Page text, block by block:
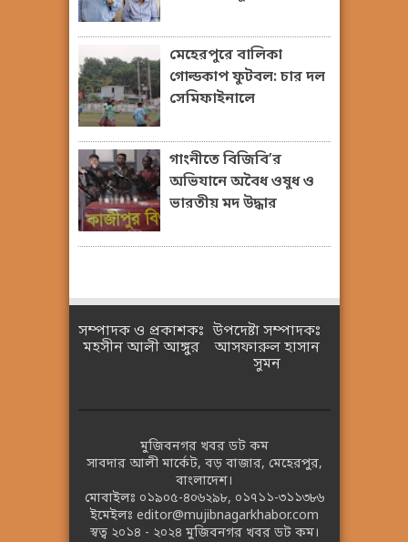
মেহেরপুরে বালিকা
গোল্ডকাপ ফুটবল: চার দল
সেমিফাইনালে
গাংনীতে বিজিবি’র
অভিযানে অবৈধ ওষুধ ও
ভারতীয় মদ উদ্ধার
সম্পাদক ও প্রকাশকঃ
মহসীন আলী আঙ্গুর
উপদেষ্টা সম্পাদকঃ
আসফারুল হাসান
সুমন
মুজিবনগর খবর ডট কম
সাবদার আলী মার্কেট, বড় বাজার, মেহেরপুর,
বাংলাদেশ।
মোবাইলঃ ০১৯০৫-৪০৬২৯৮, ০১৭১১-৩১১৩৮৬
ইমেইলঃ editor@mujibnagarkhabor.com
স্বত্ব ২০১৪ - ২০২৪ মুজিবনগর খবর ডট কম।